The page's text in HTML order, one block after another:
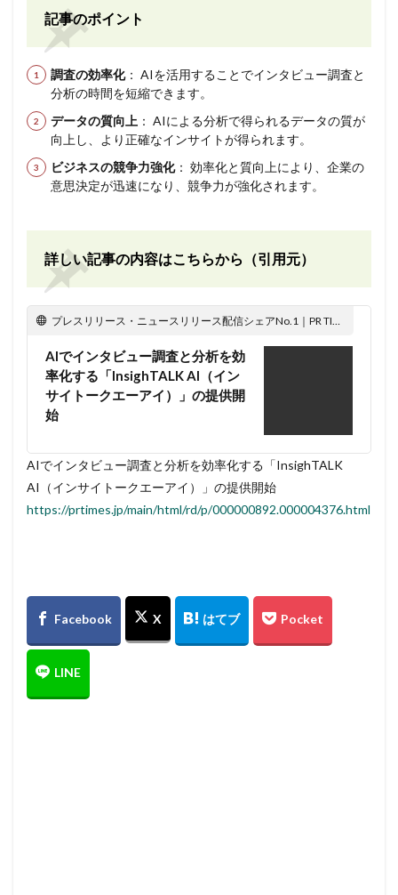
記事のポイント
調査の効率化： AIを活用することでインタビュー調査と
分析の時間を短縮できます。
データの質向上 ： AIによる分析で得られるデータの質が
向上し、より正確なインサイトが得られます。
ビジネスの競争力強化： 効率化と質向上により、企業の
意思決定が迅速になり、競争力が強化されます。
詳しい記事の内容はこちらから（引用元）
プレスリリース・ニュースリリース配信シェアNo.1｜PR TIMES
AIでインタビュー調査と分析を効
率化する「InsighTALK AI（イン
サイトークエーアイ）」の提供開
始
AIでインタビュー調査と分析を効率化する「InsighTALK
AI（インサイトークエーアイ）」の提供開始
https://prtimes.jp/main/html/rd/p/000000892.000004376.html